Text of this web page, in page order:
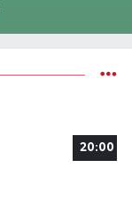
20:00